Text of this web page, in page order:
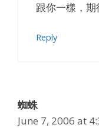
跟你一樣，
Reply
蜘蛛
June 7, 2006 at